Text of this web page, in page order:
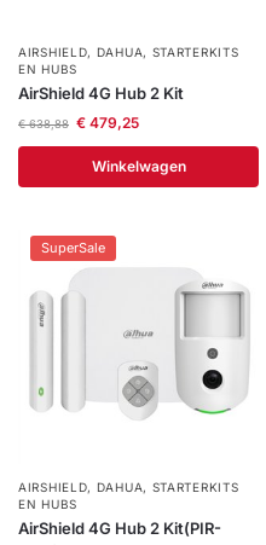
AIRSHIELD, DAHUA, STARTERKITS
EN HUBS
AirShield 4G Hub 2 Kit
€638,88 €479,25
Winkelwagen
SuperSale
AIRSHIELD, DAHUA, STARTERKITS
EN HUBS
AirShield 4G Hub 2 Kit(PIR-